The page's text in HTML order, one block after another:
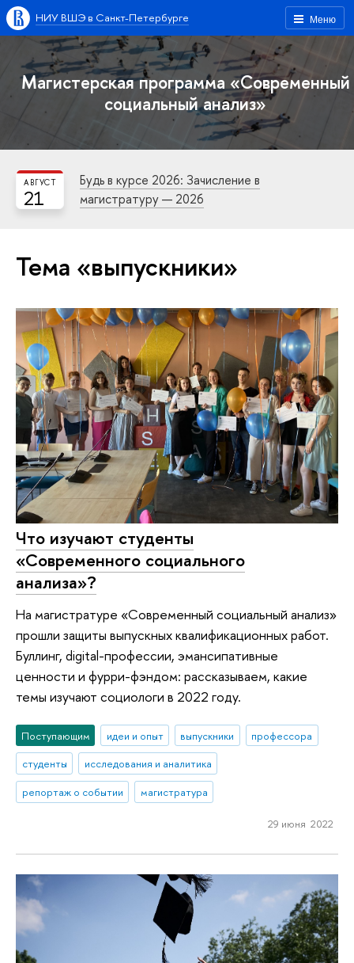
Меню
НИУ ВШЭ в Санкт-Петербурге
Магистерская программа «Современный
социальный анализ»
21
АВГУСТ
Будь в курсе 2026: Зачисление в
магистратуру — 2026
Тема «выпускники»
Что изучают студенты
«Современного социального
анализа»?
На магистратуре «Современный социальный анализ»
прошли защиты выпускных квалификационных работ.
Буллинг, digital-профессии, эмансипативные
ценности и фурри-фэндом: рассказываем, какие
темы изучают социологи в 2022 году.
Поступающим идеи и опыт выпускники
профессора
студенты
исследования и аналитика
репортаж о событии
магистратура
29 июня 2022